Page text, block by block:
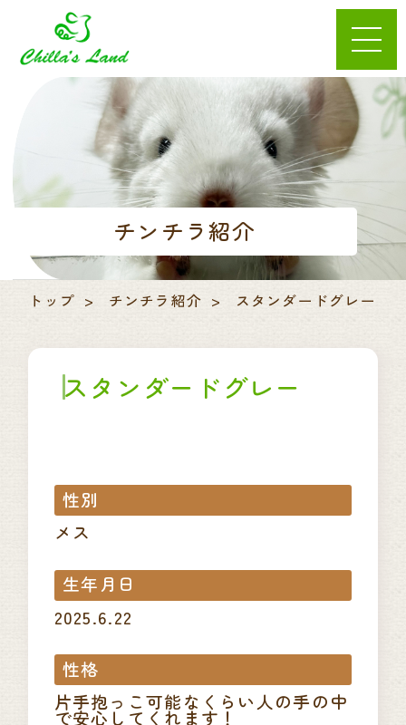
チンチラ紹介
トップ チンチラ紹介 スタンダードグレー
性別
メス
生年月日
2025.6.22
性格
片手抱っこ可能なくらい人の手の中
で安心してくれます！
スタンダードグレー